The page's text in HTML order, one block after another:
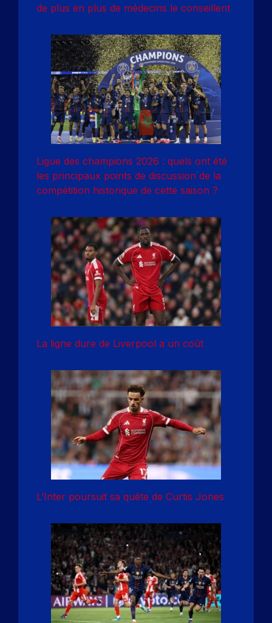
de plus en plus de médecins le conseillent
Ligue des champions 2026 : quels ont été
les principaux points de discussion de la
compétition historique de cette saison ?
La ligne dure de Liverpool a un coût
L’Inter poursuit sa quête de Curtis Jones